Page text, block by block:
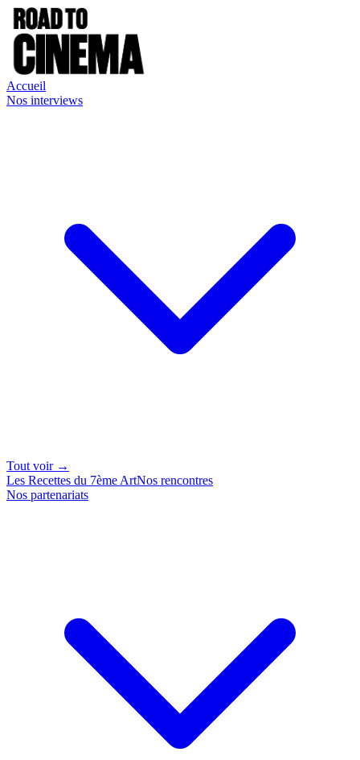
Accueil
Nos interviews
Tout voir →
Les Recettes du 7ème ArtNos rencontres
Nos partenariats